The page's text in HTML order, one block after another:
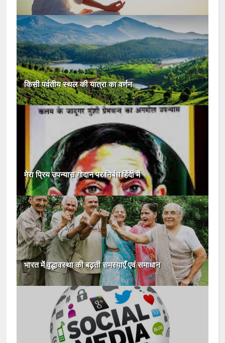
किसी पर्वतीय स्थल की यात्रा का वर्णन
मेरा प्रिय उपन्यास गोदान पर निबंध हिंदी में
भारत में वृद्धावस्था की बढ़ती समस्याएँ एवं समाधान